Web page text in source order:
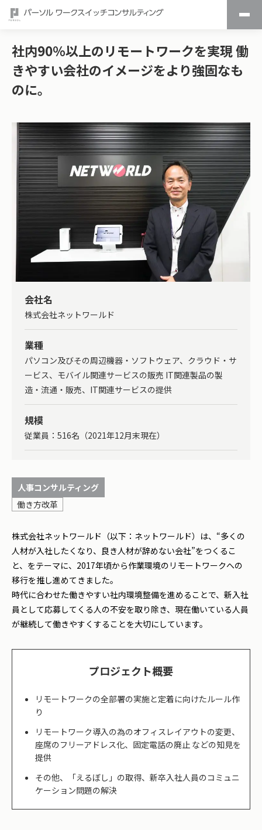
社内90％以上のリモートワークを実現 働
きやすい会社のイメージをより強固なも
のに。
会社名
株式会社ネットワールド
業種
パソコン及びその周辺機器・ソフトウェア、クラウド・サ
ービス、モバイル関連サービスの販売 IT関連製品の製
造・流通・販売、IT関連サービスの提供
規模
従業員：516名（2021年12月末現在）
人事コンサルティング
働き方改革
株式会社ネットワールド（以下：ネットワールド）は、“多くの
人材が入社したくなり、良き人材が辞めない会社”をつくるこ
と、をテーマに、2017年頃から作業環境のリモートワークへの
移行を推し進めてきました。
時代に合わせた働きやすい社内環境整備を進めることで、新入社
員として応募してくる人の不安を取り除き、現在働いている人員
が継続して働きやすくすることを大切にしています。
プロジェクト概要
リモートワークの全部署の実施と定着に向けたルール作
り
リモートワーク導入の為のオフィスレイアウトの変更、
座席のフリーアドレス化、固定電話の廃止 などの知見を
提供
その他、「えるぼし」の取得、新卒入社人員のコミュニ
ケーション問題の解決